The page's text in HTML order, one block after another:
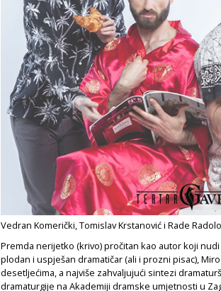
Vedran Komerički, Tomislav Krstanović i Rade
Premda nerijetko (krivo) pročitan kao autor koji
plodan i uspješan dramatičar (ali i prozni pisac),
desetljećima, a najviše zahvaljujući sintezi
dramaturgije na Akademiji dramske umjetnosti u